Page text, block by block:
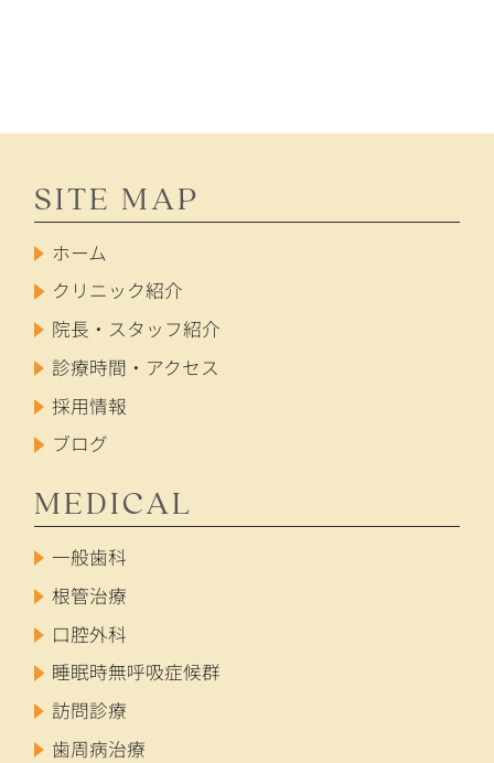
SITE MAP
ホーム
クリニック紹介
院長・スタッフ紹介
診療時間・アクセス
採用情報
ブログ
MEDICAL
一般歯科
根管治療
口腔外科
睡眠時無呼吸症候群
訪問診療
歯周病治療